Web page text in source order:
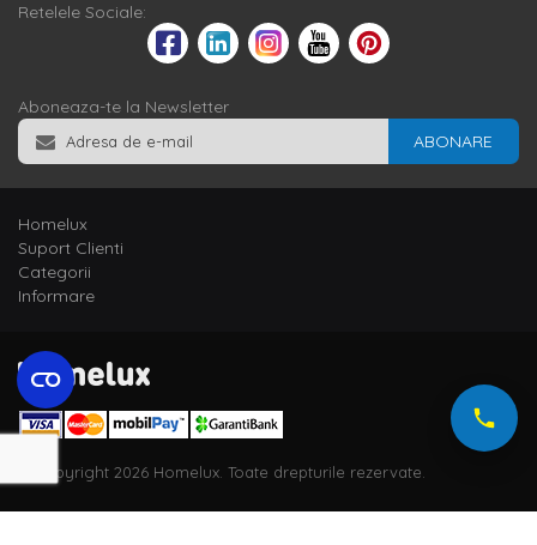
Retelele Sociale:
Aboneaza-te la Newsletter
ABONARE
Homelux
Suport Clienti
Categorii
Informare
© Copyright 2026 Homelux. Toate drepturile rezervate.